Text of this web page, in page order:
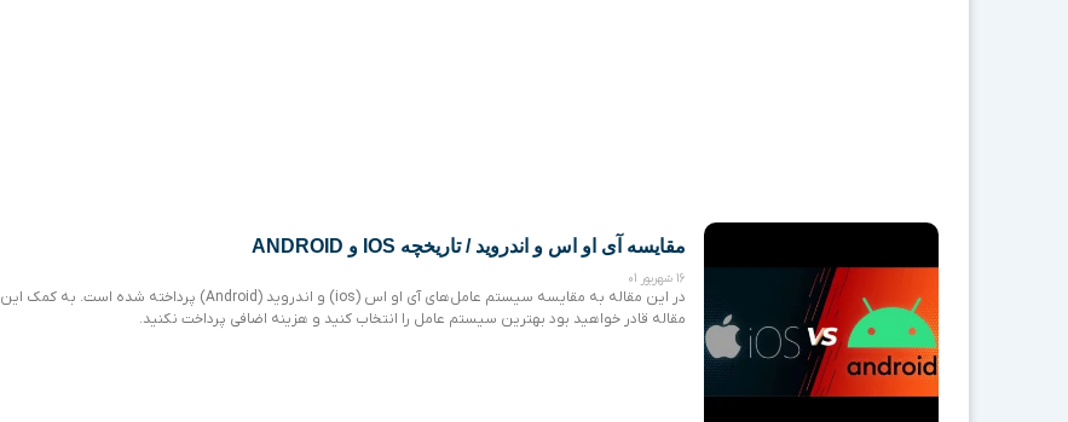
مقایسه آی او اس و اندروید / تاریخچه IOS و ANDROID
16 شهریور 01
در این مقاله به مقایسه سیستم عامل‌های آی او اس (ios) و اندروید (Android) پرداخته شده است. به کمک این
مقاله قادر خواهید بود بهترین سیستم عامل را انتخاب کنید و هزینه اضافی پرداخت نکنید.